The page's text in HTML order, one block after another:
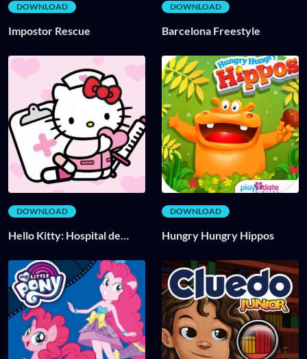
DOWNLOAD
Impostor Rescue
DOWNLOAD
Barcelona Freestyle
DOWNLOAD
Hello Kitty: Hospital de
DOWNLOAD
Hungry Hungry Hippos